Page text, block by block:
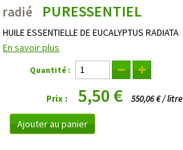
radié
PURESSENTIEL
HUILE ESSENTIELLE DE EUCALYPTUS RADIATA
En savoir plus
Quantité :
Prix : 5,50 € 550,06 € / litre
Ajouter au panier